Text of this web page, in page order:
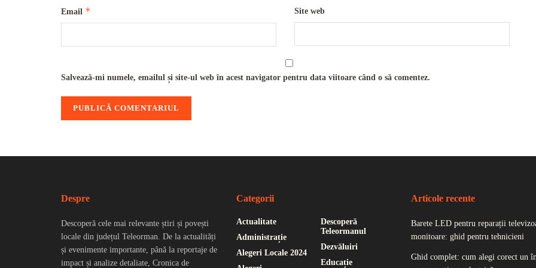
Email * Site web
Salvează-mi numele, emailul și site-ul web în acest navigator pentru data viitoare când o să comentez.
Despre
Descoperă cele mai relevante știri și povești
locale din județul Teleorman. De la actualități
și evenimente importante, până la reportaje de
impact și analize detaliate, Cronica de
Categorii
Actualitate
Administrație
Alegeri Locale 2024
Descoperă
Teleormanul
Dezvăluiri
Educație
Articole recente
Barete LED pentru reparații
monitoare: ghid pentru tehnicieni
Ghid complet: cum alegi corect un